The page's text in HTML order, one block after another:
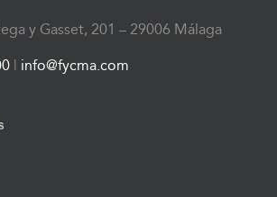
y Gasset, 201 – 29006 Málaga
| info@fycma.com